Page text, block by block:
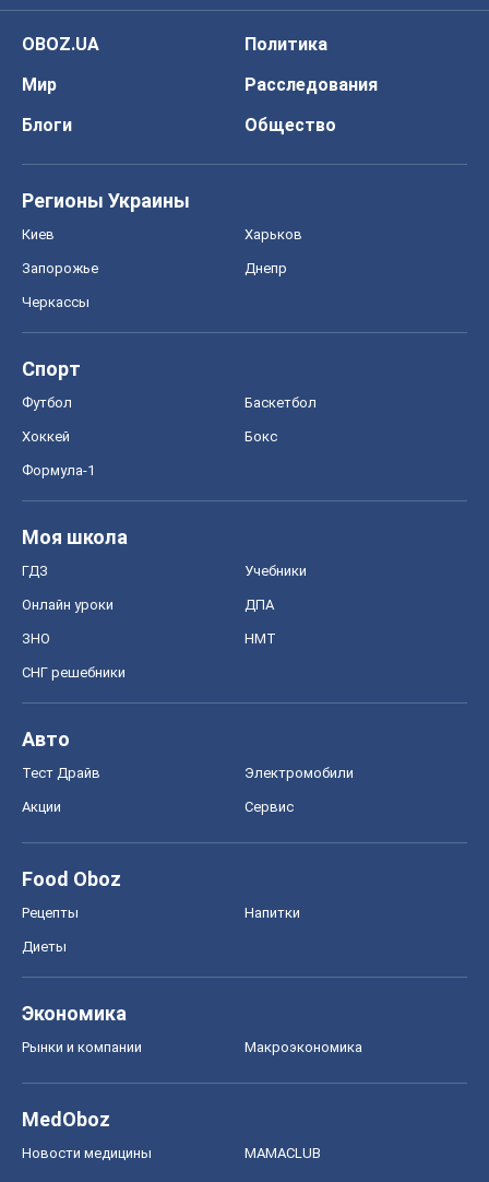
OBOZ.UA
Политика
Мир
Расследования
Блоги
Общество
Регионы Украины
Киев Харьков
Запорожье Днепр
Черкассы
Спорт
Футбол Баскетбол
Хоккей Бокс
Формула-1
Моя школа
ГДЗ Учебники
Онлайн уроки ДПА
ЗНО НМТ
СНГ решебники
Авто
Тест Драйв Электромобили
Акции Сервис
Food Oboz
Рецепты Напитки
Диеты
Экономика
Рынки и компании Mакроэкономика
MedOboz
Новости медицины MAMACLUB